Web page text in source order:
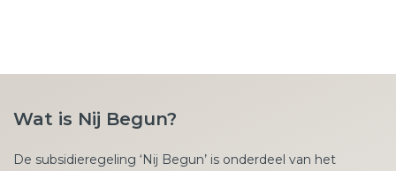
Wat is Nij Begun?
De subsidieregeling ‘Nij Begun’ is onderdeel van het